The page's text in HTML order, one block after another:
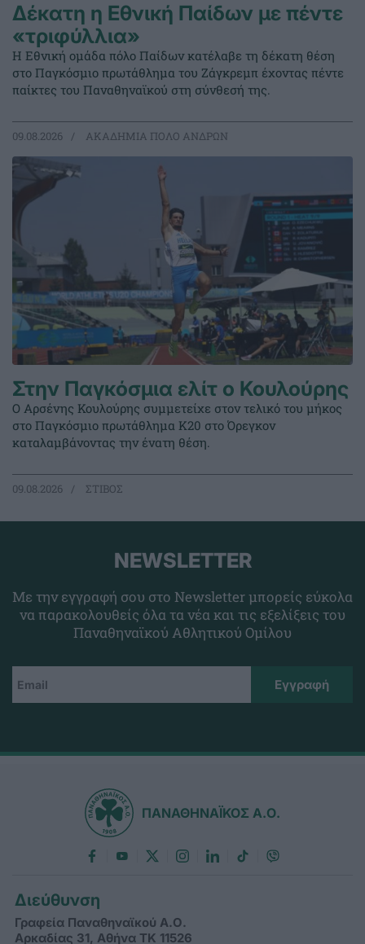
Δέκατη η Εθνική Παίδων με πέντε
«τριφύλλια»
Η Εθνική ομάδα πόλο Παίδων κατέλαβε τη δέκατη θέση
στο Παγκόσμιο πρωτάθλημα του Ζάγκρεμπ έχοντας πέντε
παίκτες του Παναθηναϊκού στη σύνθεσή της.
09.08.2026 ΑΚΑΔΗΜΙΑ ΠΟΛΟ ΑΝΔΡΩΝ
Στην Παγκόσμια ελίτ ο Κουλούρης
Ο Αρσένης Κουλούρης συμμετείχε στον τελικό του μήκος
στο Παγκόσμιο πρωτάθλημα Κ20 στο Όρεγκον
καταλαμβάνοντας την ένατη θέση.
09.08.2026 ΣΤΙΒΟΣ
NEWSLETTER
Με την εγγραφή σου στο Newsletter μπορείς εύκολα
να παρακολουθείς όλα τα νέα και τις εξελίξεις του
Παναθηναϊκού Αθλητικού Ομίλου
ΠΑΝΑΘΗΝΑΪΚΟΣ Α.Ο.
Διεύθυνση
Γραφεία Παναθηναϊκού Α.Ο.
Αρκαδίας 31, Αθήνα ΤΚ 11526